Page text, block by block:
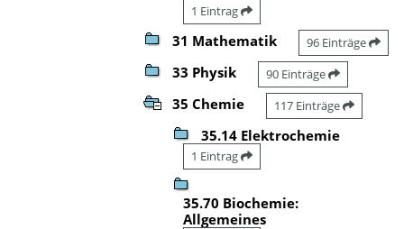
1 Eintrag
31 Mathematik 96 Einträge
33 Physik 90 Einträge
35 Chemie 117 Einträge
35.14 Elektrochemie
1 Eintrag
35.70 Biochemie:
Allgemeines